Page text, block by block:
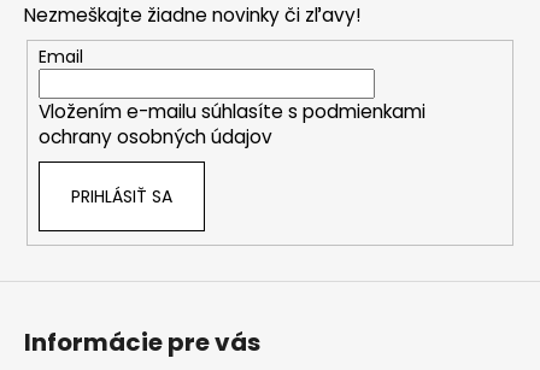
Nezmeškajte žiadne novinky či zľavy!
Email
Vložením e-mailu súhlasíte s podmienkami
ochrany osobných údajov
PRIHLÁSIŤ SA
Informácie pre vás